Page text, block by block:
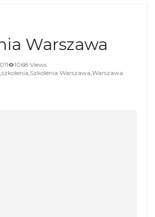
Warszawa
1068 Views
,szkolenia,Szkolenia Warszawa,Warszawa